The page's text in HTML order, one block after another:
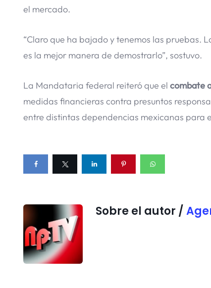
el mercado.
“Claro que ha bajado y tenemos las pruebas.
es la mejor manera de demostrarlo”, sostuvo.
La Mandataria federal reiteró que el combate
medidas financieras contra presuntos
entre distintas dependencias mexicanas para
Sobre el autor /